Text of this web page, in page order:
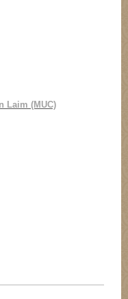
Laim (MUC)